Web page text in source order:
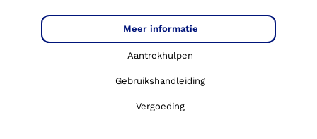
Meer informatie
Aantrekhulpen
Gebruikshandleiding
Vergoeding